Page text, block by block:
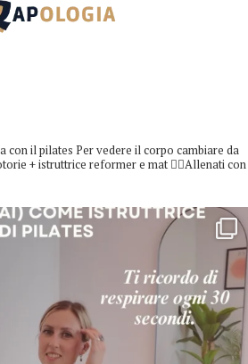
con il pilates Per vedere il corpo cambiare da
+ istruttrice reformer e mat 👇🏻Allenati con